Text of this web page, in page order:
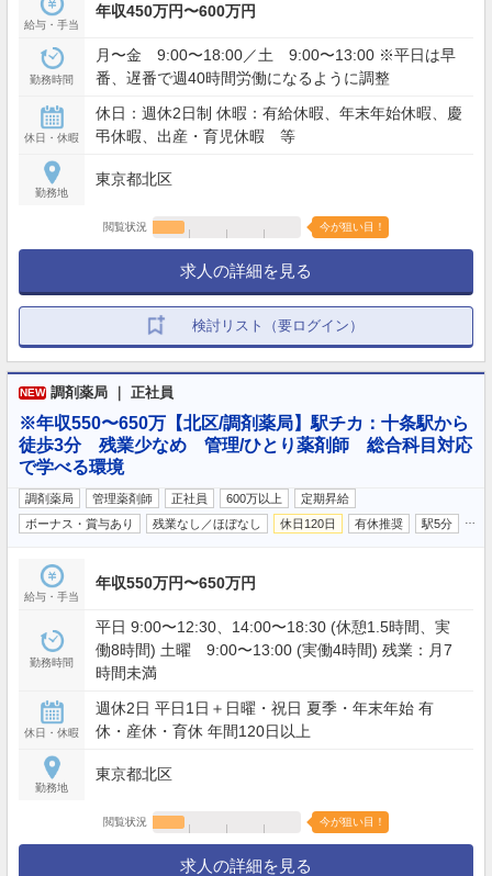
給与・手当
年収450万円〜600万円
勤務時間
月〜金 9:00〜18:00／土 9:00〜13:00 ※平日は早
番、遅番で週40時間労働になるように調整
休日・休暇
休日：週休2日制 休暇：有給休暇、年末年始休暇、慶
弔休暇、出産・育児休暇 等
勤務地
東京都北区
閲覧状況 今が狙い目！
求人の詳細を見る
検討リスト（要ログイン）
NEW 調剤薬局 ｜ 正社員
※年収550〜650万【北区/調剤薬局】駅チカ：十条駅から
徒歩3分 残業少なめ 管理/ひとり薬剤師 総合科目対応
で学べる環境
調剤薬局 管理薬剤師 正社員 600万以上
定期昇給
ボーナス・賞与あり
残業なし／ほぼなし 休日120日 有休推奨 駅5分
給与・手当
年収550万円〜650万円
勤務時間
平日 9:00〜12:30、14:00〜18:30 (休憩1.5時間、実
働8時間) 土曜 9:00〜13:00 (実働4時間) 残業：月7
時間未満
休日・休暇
週休2日 平日1日＋日曜・祝日 夏季・年末年始 有
休・産休・育休 年間120日以上
勤務地
東京都北区
閲覧状況 今が狙い目！
求人の詳細を見る